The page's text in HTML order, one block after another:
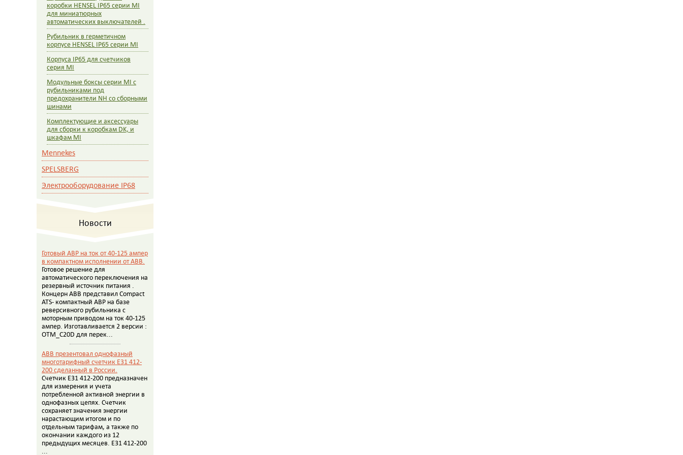
коробки HENSEL IP65 серии MI
для миниатюрных
автоматических выключателей .
Рубильник в герметичном
корпусе HENSEL IP65 серии MI
Корпуса IP65 для счетчиков
серия MI
Модульные боксы серии MI c
рубильниками под
предохранители NH со сборными
шинами
Комплектующие и аксессуары
для сборки к коробкам DK, и
шкафам MI
Mennekes
SPELSBERG
Электрооборудование IP68
Новости
Готовый АВР на ток от 40-125 ампер
в компактном исполнении от АВВ.
Готовое решение для
автоматического переключения на
резервный источник питания .
Концерн АВВ представил Compact
ATS- компактный АВР на базе
реверсивного рубильника с
моторным приводом на ток 40-125
ампер. Изготавливается 2 версии :
OTM_C20D для перек...
ABB презентовал однофазный
многотарифный счетчик E31 412-
200 сделанный в России.
Счетчик E31 412-200 предназначен
для измерения и учета
потребленной активной энергии в
однофазных цепях. Счетчик
сохраняет значения энергии
нарастающим итогом и по
отдельным тарифам, а также по
окончании каждого из 12
предыдущих месяцев. E31 412-200
...